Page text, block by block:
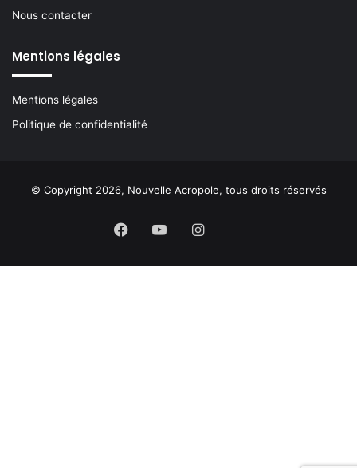
Nous contacter
Mentions légales
Mentions légales
Politique de confidentialité
© Copyright 2026, Nouvelle Acropole, tous droits réservés
Facebook
YouTubeInstagram